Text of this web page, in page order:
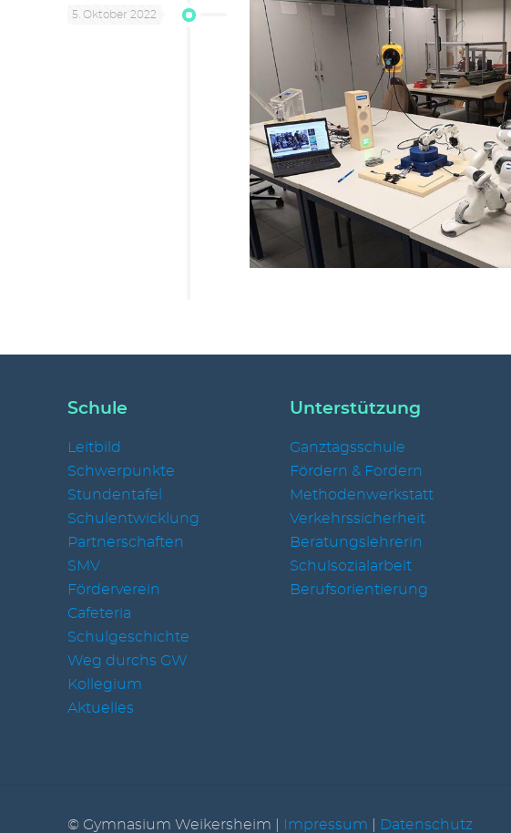
5. Oktober 2022
Schule
Leitbild
Schwerpunkte
Stundentafel
Schulentwicklung
Partnerschaften
SMV
Förderverein
Cafeteria
Schulgeschichte
Weg durchs GW
Kollegium
Aktuelles
Unterstützung
Ganztagsschule
Fördern & Fordern
Methodenwerkstatt
Verkehrssicherheit
Beratungslehrerin
Schulsozialarbeit
Berufsorientierung
© Gymnasium Weikersheim | Impressum Datenschutz